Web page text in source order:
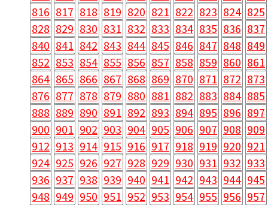
816 817 818 819 820 821 822 823 824 825
828 829 830 831 832 833 834 835 836 837
840 841 842 843 844 845 846 847 848 849
852 853 854 855 856 857 858 859 860 861
864 865 866 867 868 869 870 871 872 873
876 877 878 879 880 881 882 883 884 885
888 889 890 891 892 893 894 895 896 897
900 901 902 903 904 905 906 907 908 909
912 913 914 915 916 917 918 919 920 921
924 925 926 927 928 929 930 931 932 933
936 937 938 939 940 941 942 943 944 945
948 949 950 951 952 953 954 955 956 957